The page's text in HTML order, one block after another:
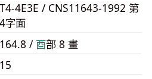
T4-4E3E / CNS11643-1992 第
4字面
164.8 / ⾣部 8 畫
15